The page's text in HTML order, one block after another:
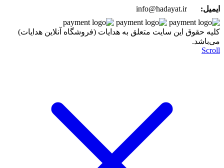
ایمیل:
info@hadayat.ir
کليه حقوق اين سايت متعلق به هدایات (فروشگاه آنلاین هدایات)
می‌باشد.
Scroll